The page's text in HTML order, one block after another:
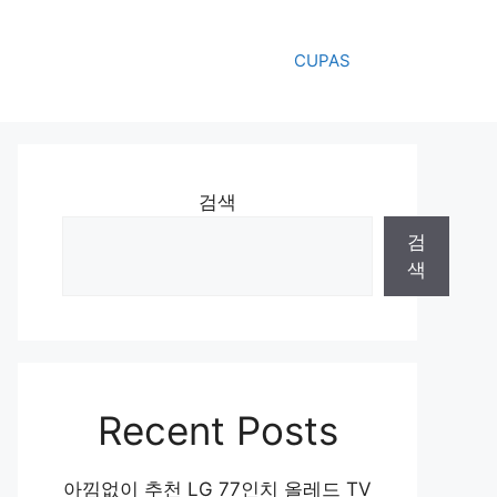
CUPAS
검색
검
색
Recent Posts
아낌없이 추천 LG 77인치 올레드 TV